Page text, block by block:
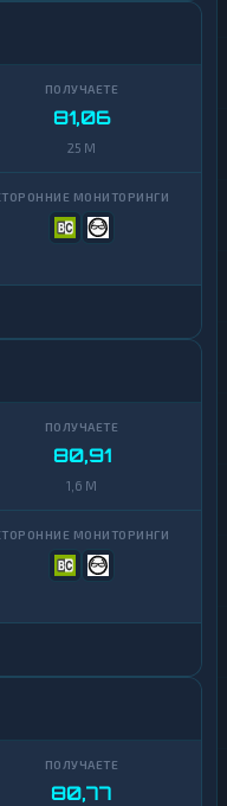
81,06
25 M
80,91
1,6 M
80,77